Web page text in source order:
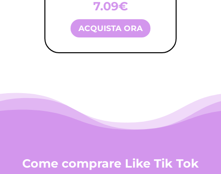
7.09€
ACQUISTA ORA
Come comprare Like Tik Tok